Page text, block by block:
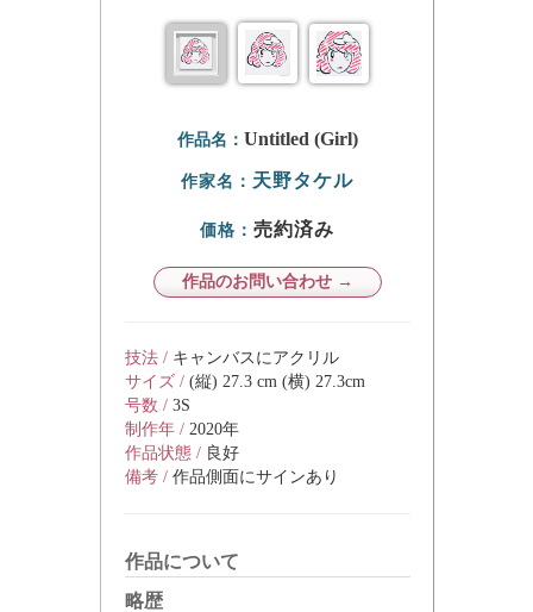
作品名： Untitled (Girl)
作家名： 天野タケル
価格： 売約済み
作品のお問い合わせ →
技法 / キャンバスにアクリル
サイズ / (縦) 27.3 cm (横) 27.3cm
号数 / 3S
制作年 / 2020年
作品状態 / 良好
備考 / 作品側面にサインあり
作品について
略歴